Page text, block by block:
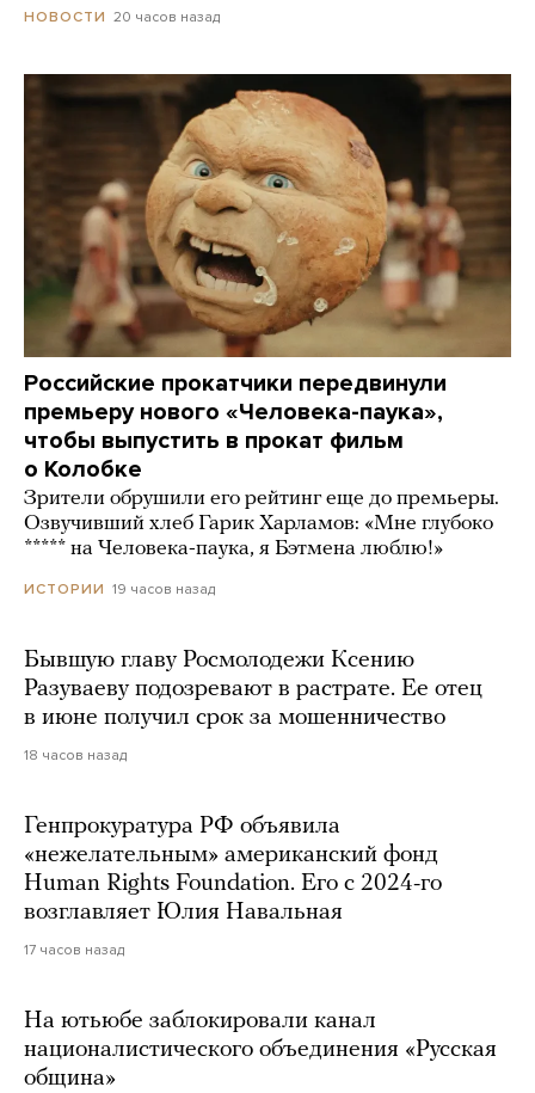
НОВОСТИ 20 часов назад
Российские прокатчики передвинули
премьеру нового «Человека-паука»,
чтобы выпустить в прокат фильм
о Колобке
Зрители обрушили его рейтинг еще до премьеры.
Озвучивший хлеб Гарик Харламов: «Мне глубоко
***** на Человека-паука, я Бэтмена люблю!»
ИСТОРИИ 19 часов назад
Бывшую главу Росмолодежи Ксению
Разуваеву подозревают в растрате. Ее отец
в июне получил срок за мошенничество
18 часов назад
Генпрокуратура РФ объявила
«нежелательным» американский фонд
Human Rights Foundation. Его с 2024-го
возглавляет Юлия Навальная
17 часов назад
На ютьюбе заблокировали канал
националистического объединения «Русская
община»